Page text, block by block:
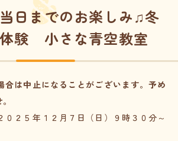
日までのお楽しみ♫冬
験 小さな青空教室
は中止になることがございます。予め
２５年１２月７日（日）９時３０分～